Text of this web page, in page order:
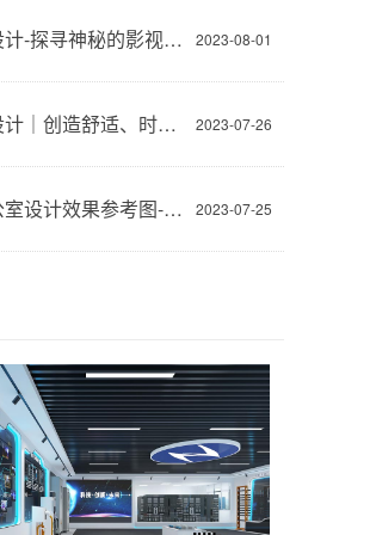
2023-08-01
灵动影视传媒机器人空间设计-探寻神秘的影视展厅-深圳文丰装饰
2023-07-26
现代简约工业风格办公室设计｜创造舒适、时尚和高效的工作环境-深圳文丰装饰
2023-07-25
免费分享福田金融大厦办公室设计效果参考图-文丰装饰公司